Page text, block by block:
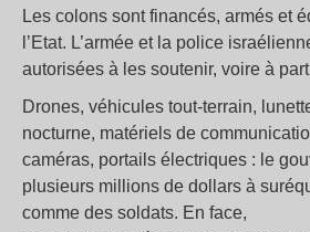
Les colons sont financés, armés et
l’Etat. L’armée et la police
autorisées à les soutenir, voire à
Drones, véhicules tout-terrain,
nocturne, matériels de
caméras, portails électriques : le
plusieurs millions de dollars à
comme des soldats. En face,